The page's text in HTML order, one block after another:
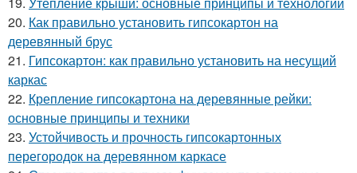
20. Как правильно установить гипсокартон на
деревянный брус
21. Гипсокартон: как правильно установить на несущий
каркас
22. Крепление гипсокартона на деревянные рейки:
основные принципы и техники
23. Устойчивость и прочность гипсокартонных
перегородок на деревянном каркасе